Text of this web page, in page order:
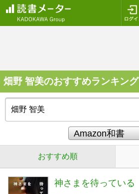
畑野 智美のおすすめランキング
おすすめ順
神さまを待っている